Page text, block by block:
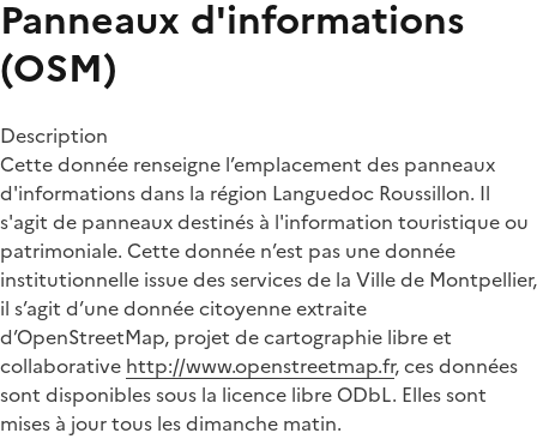
Panneaux d'informations
(OSM)
Description
Cette donnée renseigne l’emplacement des panneaux
d'informations dans la région Languedoc Roussillon. Il
s'agit de panneaux destinés à l'information touristique ou
patrimoniale. Cette donnée n’est pas une donnée
institutionnelle issue des services de la Ville de Montpellier,
il s’agit d’une donnée citoyenne extraite
d’OpenStreetMap, projet de cartographie libre et
collaborative http://www.openstreetmap.fr, ces données
sont disponibles sous la licence libre ODbL. Elles sont
mises à jour tous les dimanche matin.